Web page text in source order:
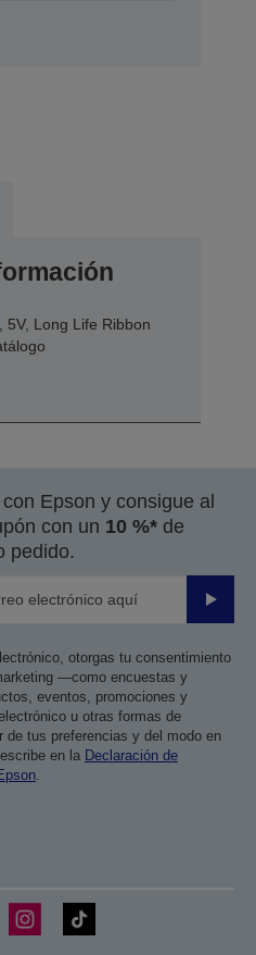
5V, Long Life Ribbon
Epson y consigue al
con un 10 %* de
pedido.
Enviar
otorgas tu consentimiento
—como encuestas y
eventos, promociones y
u otras formas de
tus preferencias y del modo en
en la Declaración de